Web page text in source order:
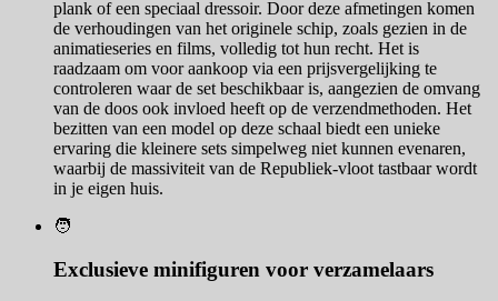
plank of een speciaal dressoir. Door deze afmetingen komen
de verhoudingen van het originele schip, zoals gezien in de
animatieseries en films, volledig tot hun recht. Het is
raadzaam om voor aankoop via een prijsvergelijking te
controleren waar de set beschikbaar is, aangezien de omvang
van de doos ook invloed heeft op de verzendmethoden. Het
bezitten van een model op deze schaal biedt een unieke
ervaring die kleinere sets simpelweg niet kunnen evenaren,
waarbij de massiviteit van de Republiek-vloot tastbaar wordt
in je eigen huis.
🧑
Exclusieve minifiguren voor verzamelaars